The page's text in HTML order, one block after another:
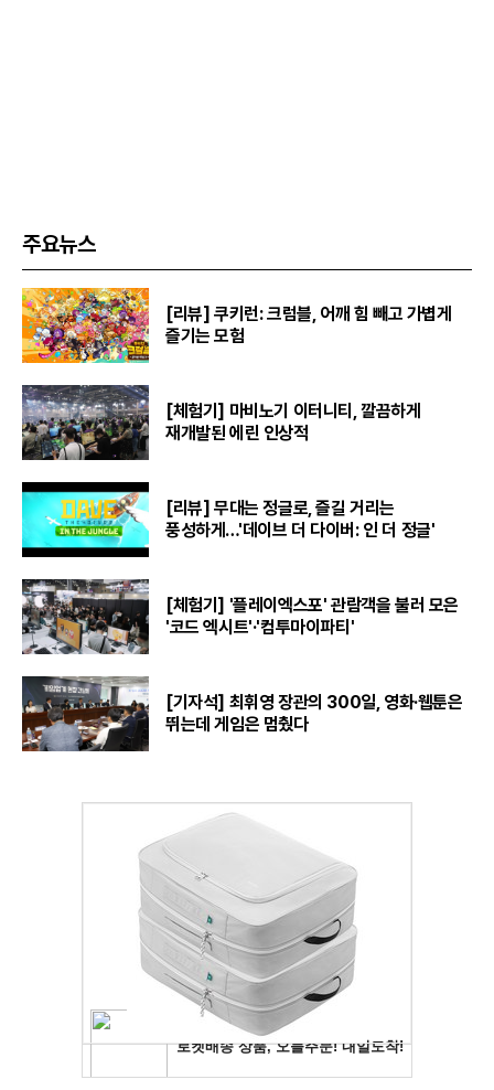
주요뉴스
[리뷰] 쿠키런: 크럼블, 어깨 힘 빼고 가볍게
즐기는 모험
[체험기] 마비노기 이터니티, 깔끔하게
재개발된 에린 인상적
[리뷰] 무대는 정글로, 즐길 거리는
풍성하게…'데이브 더 다이버: 인 더 정글'
[체험기] '플레이엑스포' 관람객을 불러 모은
'코드 엑시트'·'컴투마이파티'
[기자석] 최휘영 장관의 300일, 영화·웹툰은
뛰는데 게임은 멈췄다